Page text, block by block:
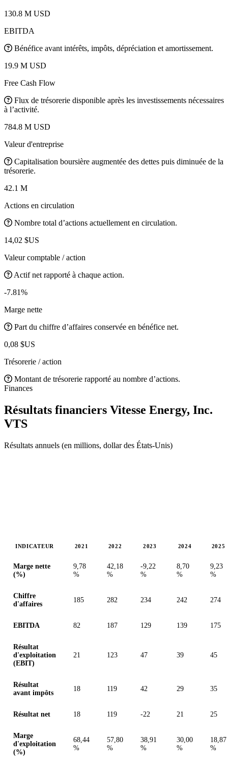
130.8 M USD
EBITDA
Bénéfice avant intérêts, impôts, dépréciation et amortissement.
19.9 M USD
Free Cash Flow
Flux de trésorerie disponible après les investissements nécessaires
à l’activité.
784.8 M USD
Valeur d'entreprise
Capitalisation boursière augmentée des dettes puis diminuée de la
trésorerie.
42.1 M
Actions en circulation
Nombre total d’actions actuellement en circulation.
14,02 $US
Valeur comptable / action
Actif net rapporté à chaque action.
-7.81%
Marge nette
Part du chiffre d’affaires conservée en bénéfice net.
0,08 $US
Trésorerie / action
Montant de trésorerie rapporté au nombre d’actions.
Finances
Résultats financiers Vitesse Energy, Inc.
VTS
Résultats annuels (en millions, dollar des États-Unis)
INDICATEUR 2021 2022 2023 2024 2025
Marge nette
(%)
9,78
%
42,18
%
-9,22
%
8,70
%
9,23
%
Chiffre
d'affaires
185 282 234 242 274
EBITDA 82 187 129 139 175
Résultat
d'exploitation
(EBIT)
21 123 47 39 45
Résultat
avant impôts
18 119 42 29 35
Résultat net 18 119 -22 21 25
Marge
d'exploitation
(%)
68,44
%
57,80
%
38,91
%
30,00
%
18,87
%